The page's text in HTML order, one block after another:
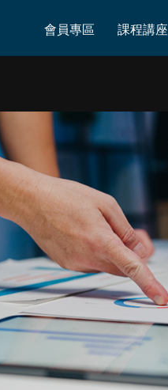
會員專區 課程講座
權爭奪案例說起